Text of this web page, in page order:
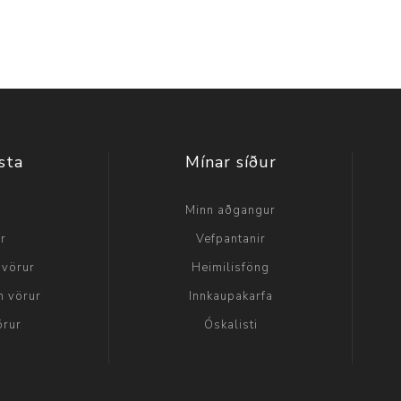
vörur
Mínar síður
Minn aðgangur
Vefpantanir
Heimilisföng
Innkaupakarfa
Óskalisti